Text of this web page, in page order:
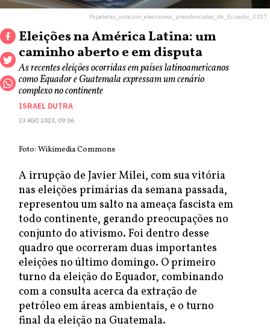
Papeletas_votacion_elecciones_presidenciales_de_Ecuador_2017
Eleições na América Latina: um
caminho aberto e em disputa
As recentes eleições ocorridas em países latinoamericanos
como Equador e Guatemala expressam um cenário
complexo no continente
ISRAEL DUTRA
23 AGO 2023, 09:06
Foto: Wikimedia Commons
A irrupção de Javier Milei, com sua vitória
nas eleições primárias da semana passada,
representou um salto na ameaça fascista em
todo continente, gerando preocupações no
conjunto do ativismo. Foi dentro desse
quadro que ocorreram duas importantes
eleições no último domingo. O primeiro
turno da eleição do Equador, combinando
com a consulta acerca da extração de
petróleo em áreas ambientais, e o turno
final da eleição na Guatemala.